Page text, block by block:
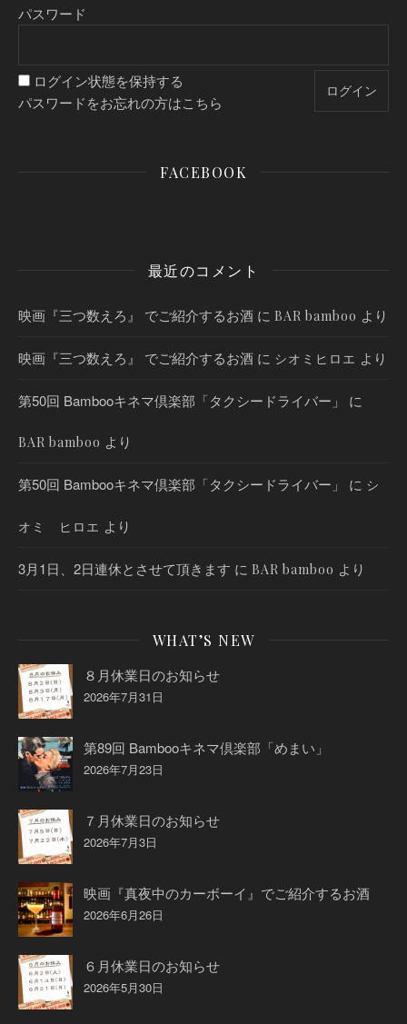
パスワード
ログイン状態を保持する
パスワードをお忘れの方はこちら
FACEBOOK
最近のコメント
映画『三つ数えろ』 でご紹介するお酒 に BAR bamboo より
映画『三つ数えろ』 でご紹介するお酒 に シオミヒロエ より
第50回 Bambooキネマ倶楽部「タクシードライバー」 に
BAR bamboo より
第50回 Bambooキネマ倶楽部「タクシードライバー」 に シ
オミ ヒロエ より
3月1日、2日連休とさせて頂きます に BAR bamboo より
WHAT’S NEW
８月休業日のお知らせ
2026年7月31日
第89回 Bambooキネマ倶楽部「めまい」
2026年7月23日
７月休業日のお知らせ
2026年7月3日
映画『真夜中のカーボーイ』でご紹介するお酒
2026年6月26日
６月休業日のお知らせ
2026年5月30日